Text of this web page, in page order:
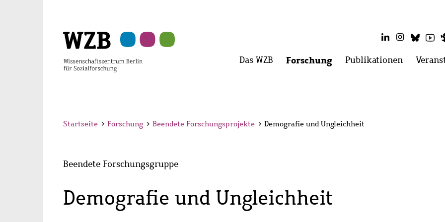
LinkedInInstagram
Hauptmenü
Das WZB Menü
Forschung Menü
Publikationen Menü
Startseite > Forschung > Beendete Forschungsprojekte > Demografie und Ungleichheit
Beendete Forschungsgruppe
Demografie und Ungleichheit